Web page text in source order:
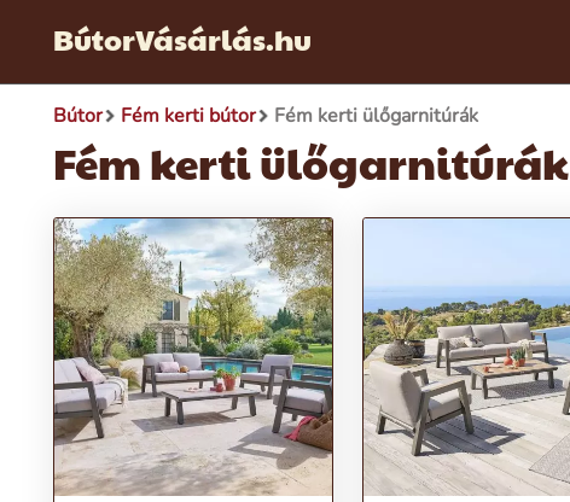
BútorVásárlás.hu
Bútor Fém kerti bútor Fém kerti ülőgarnitúrák
Fém kerti ülőgarnitúrák